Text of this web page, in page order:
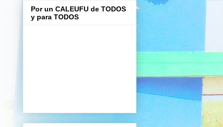
Por un CALEUFU de TODOS
y para TODOS